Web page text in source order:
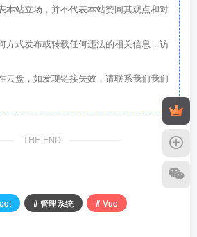
本站立场，并不代表本站赞同其观点和对
方式发布或转载任何违法的相关信息，访
云盘，如发现链接失效，请联系我们我们
THE END
# 管理系统
# Vue